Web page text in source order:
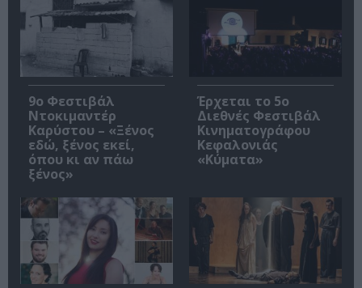
9ο Φεστιβάλ
Ντοκιμαντέρ
Καρύστου – «Ξένος
εδώ, ξένος εκεί,
όπου κι αν πάω
ξένος»
Έρχεται το 5ο
Διεθνές Φεστιβάλ
Κινηματογράφου
Κεφαλονιάς
«Κύματα»